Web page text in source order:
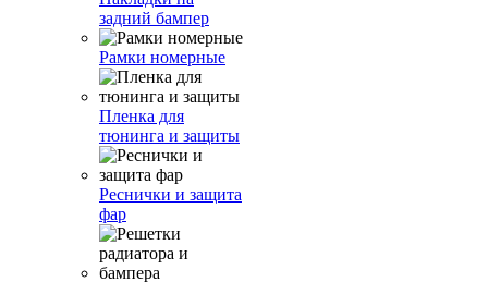
задний бампер
Рамки номерные
Пленка для
тюнинга и защиты
Реснички и защита
фар